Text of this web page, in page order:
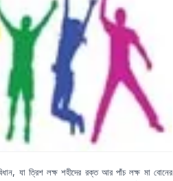
যা ত্রিশ লক্ষ শহীদের রক্ত আর পাঁচ লক্ষ মা বোনের